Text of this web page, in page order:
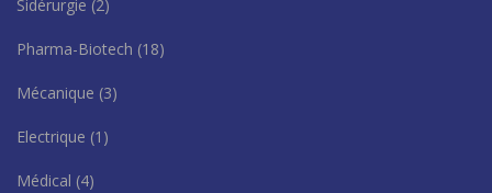
Sidérurgie (2)
Pharma-Biotech (18)
Mécanique (3)
Electrique (1)
Médical (4)